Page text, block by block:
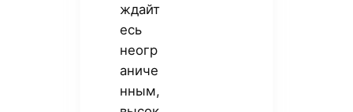
ждайт
есь
неогр
аниче
нным,